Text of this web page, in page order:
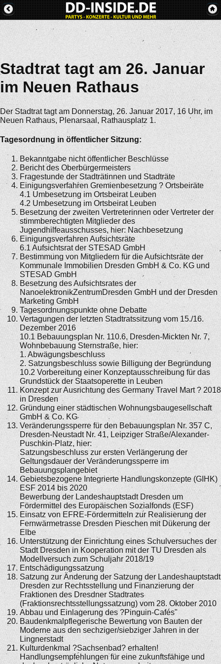
Stadtrat tagt am 26. Januar
im Neuen Rathaus
Der Stadtrat tagt am Donnerstag, 26. Januar 2017, 16 Uhr, im
Neuen Rathaus, Plenarsaal, Rathausplatz 1.
Tagesordnung in öffentlicher Sitzung:
Bekanntgabe nicht öffentlicher Beschlüsse
Bericht des Oberbürgermeisters
Fragestunde der Stadträtinnen und Stadträte
Einigungsverfahren Gremienbesetzung ? Ortsbeiräte
4.1 Umbesetzung im Ortsbeirat Leuben
4.2 Umbesetzung im Ortsbeirat Leuben
Besetzung der zweiten Vertreterinnen oder Vertreter der
stimmberechtigten Mitglieder des
Jugendhilfeausschusses, hier: Nachbesetzung
Einigungsverfahren Aufsichtsräte
6.1 Aufsichtsrat der STESAD GmbH
Bestimmung von Mitgliedern für die Aufsichtsräte der
Kommunale Immobilien Dresden GmbH & Co. KG und
STESAD GmbH
Besetzung des Aufsichtsrates der
NanoelektronikZentrumDresden GmbH und der Dresden
Marketing GmbH
Tagesordnungspunkte ohne Debatte
Vertagungen der letzten Stadtratssitzung vom 15./16.
Dezember 2016
10.1 Bebauungsplan Nr. 110.6, Dresden-Mickten Nr. 7,
Wohnbebauung Sternstraße, hier:
1. Abwägungsbeschluss
2. Satzungsbeschluss sowie Billigung der Begründung
10.2 Vorbereitung einer Konzeptausschreibung für das
Grundstück der Staatsoperette in Leuben
Konzept zur Ausrichtung des Germany Travel Mart ? 2018
in Dresden
Gründung einer städtischen Wohnungsbaugesellschaft
GmbH & Co. KG
Veränderungssperre für den Bebauungsplan Nr. 357 C,
Dresden-Neustadt Nr. 41, Leipziger Straße/Alexander-
Puschkin-Platz, hier:
Satzungsbeschluss zur ersten Verlängerung der
Geltungsdauer der Veränderungssperre im
Bebauungsplangebiet
Gebietsbezogene Integrierte Handlungskonzepte (GIHK)
ESF 2014 bis 2020
Bewerbung der Landeshauptstadt Dresden um
Fördermittel des Europäischen Sozialfonds (ESF)
Einsatz von EFRE-Fördermitteln zur Realisierung der
Fernwärmetrasse Dresden Pieschen mit Dükerung der
Elbe
Unterstützung der Einrichtung eines Schulversuches der
Stadt Dresden in Kooperation mit der TU Dresden als
Modellversuch zum Schuljahr 2018/19
Entschädigungssatzung
Satzung zur Änderung der Satzung der Landeshauptstadt
Dresden zur Rechtsstellung und Finanzierung der
Fraktionen des Dresdner Stadtrates
(Fraktionsrechtsstellungssatzung) vom 28. Oktober 2010
Abbau und Einlagerung des ?Pinguin-Cafés"
Baudenkmalpflegerische Bewertung von Bauten der
Moderne aus den sechziger/siebziger Jahren in der
Lingnerstadt
Kulturdenkmal ?Sachsenbad? erhalten!
Handlungsempfehlungen für eine zukunftsfähige und